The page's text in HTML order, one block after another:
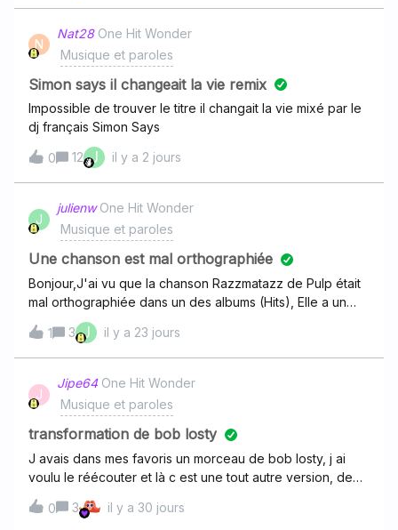
N
Nat28 One Hit Wonder
Musique et paroles
Simon says il changeait la vie remix
Impossible de trouver le titre il changait la vie mixé par le
dj français Simon Says
0 12 J il y a 2 jours
J
julienw One Hit Wonder
Musique et paroles
Une chanson est mal orthographiée
Bonjour,J'ai vu que la chanson Razzmatazz de Pulp était
mal orthographiée dans un des albums (Hits), Elle a un
“a” en trop… Comment remonter ce souci à Deezer ?
1
3 J il y a 23 jours
J
Jipe64 One Hit Wonder
Musique et paroles
transformation de bob losty
J avais dans mes favoris un morceau de bob losty, j ai
voulu le réécouter et là c est une tout autre version, de
wax Taylor, une reprise bien transformé. Impossible de
remettre la main sur l original sur deezer. L album nadine
0 3 il y a 30 jours